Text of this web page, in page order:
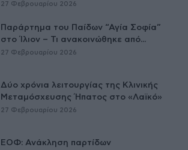
27 Φεβρουαρίου 2026
Παράρτημα του Παίδων “Αγία Σοφία”
στο Ίλιον – Τι ανακοινώθηκε από...
27 Φεβρουαρίου 2026
Δύο χρόνια λειτουργίας της Κλινικής
Μεταμόσχευσης Ήπατος στο «Λαϊκό»
27 Φεβρουαρίου 2026
ΕΟΦ: Ανάκληση παρτίδων